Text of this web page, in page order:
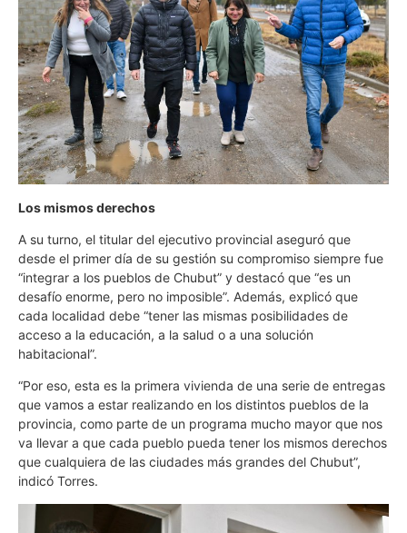
Los mismos derechos
A su turno, el titular del ejecutivo provincial aseguró que
desde el primer día de su gestión su compromiso siempre fue
“integrar a los pueblos de Chubut” y destacó que “es un
desafío enorme, pero no imposible”. Además, explicó que
cada localidad debe “tener las mismas posibilidades de
acceso a la educación, a la salud o a una solución
habitacional”.
“Por eso, esta es la primera vivienda de una serie de entregas
que vamos a estar realizando en los distintos pueblos de la
provincia, como parte de un programa mucho mayor que nos
va llevar a que cada pueblo pueda tener los mismos derechos
que cualquiera de las ciudades más grandes del Chubut”,
indicó Torres.